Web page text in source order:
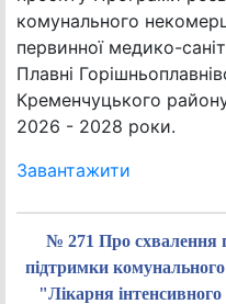
комунального
первинної медико-
Плавні
Кременчуцького
2026 - 2028 роки.
Завантажити
№ 271 Про схвалення
підтримки
"Лікарня